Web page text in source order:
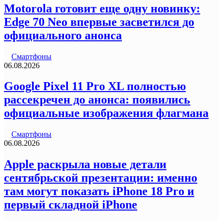
Motorola готовит еще одну новинку:
Edge 70 Neo впервые засветился до
официального анонса
Смартфоны
06.08.2026
Google Pixel 11 Pro XL полностью
рассекречен до анонса: появились
официальные изображения флагмана
Смартфоны
06.08.2026
Apple раскрыла новые детали
сентябрьской презентации: именно
там могут показать iPhone 18 Pro и
первый складной iPhone